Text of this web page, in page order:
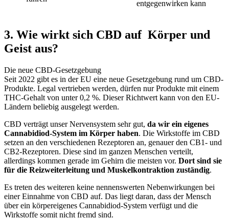
entgegenwirken kann
3. Wie wirkt sich CBD auf Körper und
Geist aus?
Die neue CBD-Gesetzgebung
Seit 2022 gibt es in der EU eine neue Gesetzgebung rund um CBD-
Produkte. Legal vertrieben werden, dürfen nur Produkte mit einem
THC-Gehalt von unter 0,2 %. Dieser Richtwert kann von den EU-
Ländern beliebig ausgelegt werden.
CBD verträgt unser Nervensystem sehr gut, da wir ein eigenes
Cannabidiod-System im Körper haben. Die Wirkstoffe im CBD
setzen an den verschiedenen Rezeptoren an, genauer den CB1- und
CB2-Rezeptoren. Diese sind im ganzen Menschen verteilt,
allerdings kommen gerade im Gehirn die meisten vor. Dort sind sie
für die Reizweiterleitung und Muskelkontraktion zuständig.
Es treten des weiteren keine nennenswerten Nebenwirkungen bei
einer Einnahme von CBD auf. Das liegt daran, dass der Mensch
über ein körpereigenes Cannabidiod-System verfügt und die
Wirkstoffe somit nicht fremd sind.